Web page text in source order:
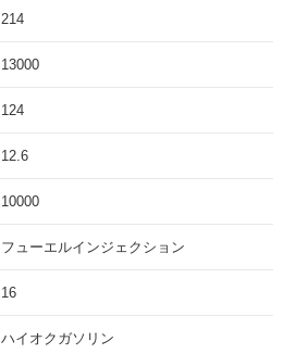
214
13000
124
12.6
10000
フューエルインジェクション
16
ハイオクガソリン